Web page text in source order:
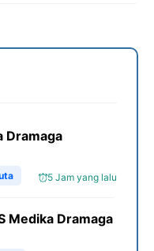
Dramaga
5 Jam yang lalu
Medika Dramaga